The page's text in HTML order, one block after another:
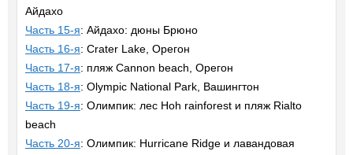
Айдахо
Часть 15-я: Айдахо: дюны Брюно
Часть 16-я: Crater Lake, Орегон
Часть 17-я: пляж Cannon beach, Орегон
Часть 18-я: Olympic National Park, Вашингтон
Часть 19-я: Олимпик: лес Hoh rainforest и пляж Rialto
beach
Часть 20-я: Олимпик: Hurricane Ridge и лавандовая